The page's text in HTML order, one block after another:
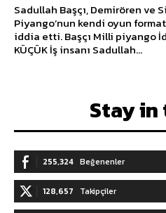
Sadullah Başçı, Demirören ve
Piyango’nun kendi oyun
iddia etti. Başçı Milli piyango
KÜÇÜK İş insanı Sadullah...
Stay in
255,324 Beğenenler
128,657 Takipçiler